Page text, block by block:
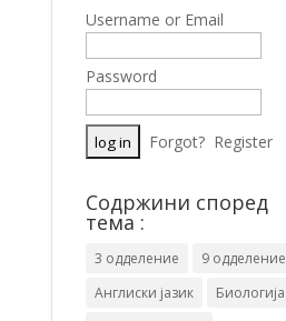
Username or Email
Password
Forgot? Register
Содржини според
тема :
3 одделение
9 одделение
Англиски јазик
Биологија